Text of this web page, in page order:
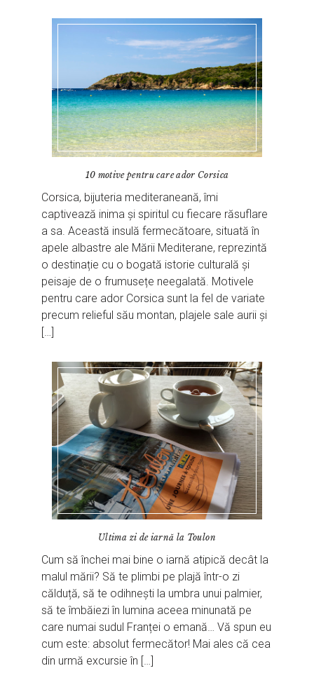
10 motive pentru care ador Corsica
Corsica, bijuteria mediteraneană, îmi
captivează inima și spiritul cu fiecare răsuflare
a sa. Această insulă fermecătoare, situată în
apele albastre ale Mării Mediterane, reprezintă
o destinație cu o bogată istorie culturală și
peisaje de o frumusețe neegalată. Motivele
pentru care ador Corsica sunt la fel de variate
precum relieful său montan, plajele sale aurii și
[…]
Ultima zi de iarnă la Toulon
Cum să închei mai bine o iarnă atipică decât la
malul mării? Să te plimbi pe plajă într-o zi
călduță, să te odihnești la umbra unui palmier,
să te îmbăiezi în lumina aceea minunată pe
care numai sudul Franței o emană… Vă spun eu
cum este: absolut fermecător! Mai ales că cea
din urmă excursie în […]